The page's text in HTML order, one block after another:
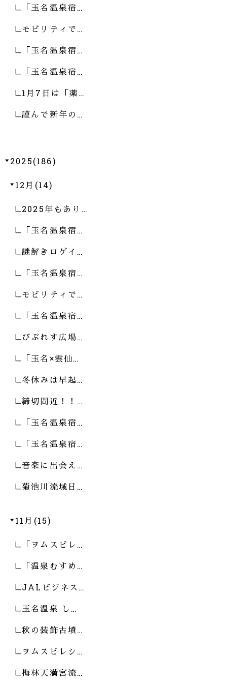
「玉名温泉宿…
モビリティで…
「玉名温泉宿…
「玉名温泉宿…
1月7日は「薬…
謹んで新年の…
2025(186)
12月(14)
2025年もあり…
「玉名温泉宿…
謎解きロゲイ…
「玉名温泉宿…
モビリティで…
「玉名温泉宿…
びぷれす広場…
「玉名×雲仙…
冬休みは早起…
締切間近！！…
「玉名温泉宿…
「玉名温泉宿…
音楽に出会え…
菊池川流域日…
11月(15)
「ヲムスビレ…
「温泉むすめ…
JALビジネス…
玉名温泉 し…
秋の装飾古墳…
ヲムスビレシ…
梅林天満宮流…